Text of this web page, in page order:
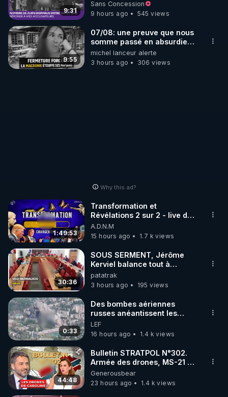
r
▶Twitter : https://twitter.com/thierrycas
9:31
à mes accusateurs)
Sans Concession
9 hours ago
545 views
9:55
07/08: une preuve que nous
somme passé en absurdie
une dictature qui veut faire
taire ses opposant !
michel lanceur alerte
3 hours ago
306 views
Why this ad?
1:49:53
Transformation et
Révélations 2 sur 2 - live du
07/08/26
A.D.N.M
15 hours ago
1.7 k views
30:36
SOUS SERMENT, Jérôme
Kerviel balance tout à
l'Assemblée !
patatrak
3 hours ago
195 views
0:33
Des bombes aériennes
russes anéantissent les
centres de contrôle de
drones de 3 brigades
ukrainienne
LEF
16 hours ago
1.4 k views
44:48
Bulletin STRATPOL N°302.
Armée des drones, MS-21 en
série, missiles coréens.
07.08.2026.
Generousbear
23 hours ago
1.4 k views